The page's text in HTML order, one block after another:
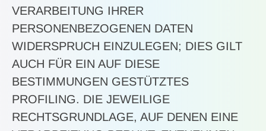
VERARBEITUNG IHRER
PERSONENBEZOGENEN DATEN
WIDERSPRUCH EINZULEGEN; DIES GILT
AUCH FÜR EIN AUF DIESE
BESTIMMUNGEN GESTÜTZTES
PROFILING. DIE JEWEILIGE
RECHTSGRUNDLAGE, AUF DENEN EINE